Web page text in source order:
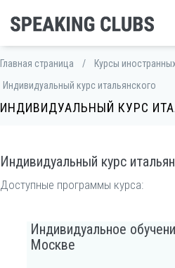
Главная страница / Курсы
Индивидуальный курс итальянского
ИНДИВИДУАЛЬНЫЙ КУРС
Индивидуальный курс
Доступные программы курса:
Индивидуальное
Москве